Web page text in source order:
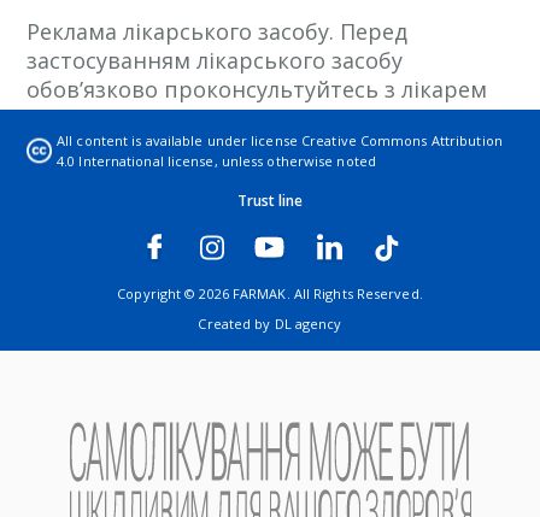
Реклама лікарського засобу. Перед
застосуванням лікарського засобу
обов’язково проконсультуйтесь з лікарем
та ознайомтесь з інструкцією на
лікарський засіб.
All content is available under license Creative Commons Attribution
4.0 International license, unless otherwise noted
Trust line
Copyright © 2026 FARMAK. All Rights Reserved.
Created by DL agency